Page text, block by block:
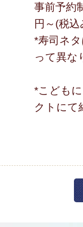
事前予約
円～(税込
*寿司ネ
って異な
*こども
クトにて